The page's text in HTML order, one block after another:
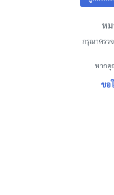
รับส่วนลดและข้อเสนอสุด
หม
กรุณาตรว
หากคุ
ขอ